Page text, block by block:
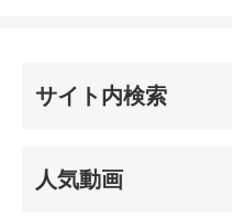
サイト内検索
人気動画